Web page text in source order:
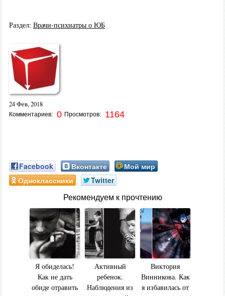
Раздел: Врачи-психиатры о ЮБ
24 Фев, 2018
Комментариев: 0 Просмотров: 1164
Facebook Вконтакте
Мой мир
Одноклассники
Twitter
Рекомендуем к прочтению
Я обиделась!
Как не дать
обиде отравить
Активный
ребенок.
Наблюдения из
Виктория
Винникова. Как
я избавилась от